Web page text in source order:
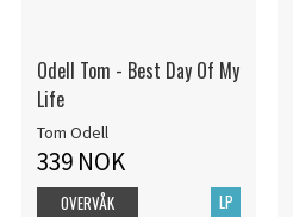
Odell Tom - Best Day Of My
Life
Tom Odell
339 NOK
LP
OVERVÅK